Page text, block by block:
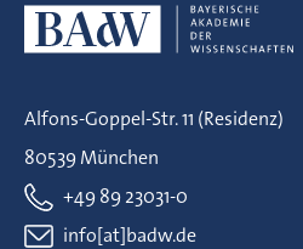
Alfons-Goppel-Str. 11 (Residenz)
80539 München
+49 89 23031-0
info[at]badw.de